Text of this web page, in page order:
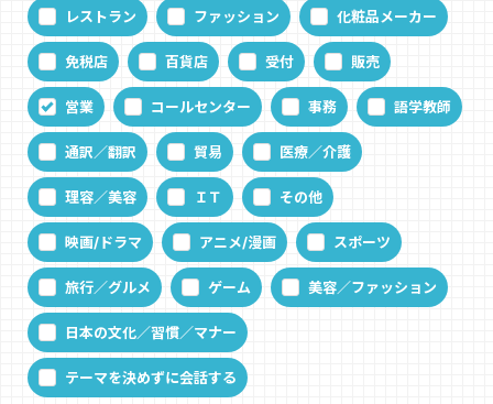
レストラン ファッション 化粧品メーカー
免税店 百貨店 受付 販売
営業 コールセンター 事務 語学教師
通訳／翻訳 貿易 医療／介護
理容／美容 ＩＴ その他
映画/ドラマ アニメ/漫画 スポーツ
旅行／グルメ ゲーム 美容／ファッション
日本の文化／習慣／マナー
テーマを決めずに会話する